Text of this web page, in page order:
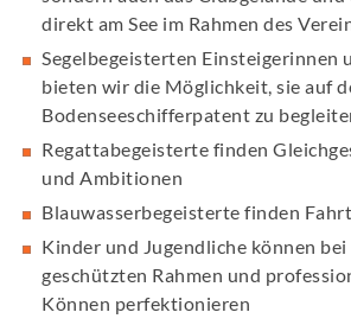
direkt am See im Rahmen des
Segelbegeisterten Einsteigerinnen
bieten wir die Möglichkeit, sie auf
Bodenseeschifferpatent zu
Regattabegeisterte finden
und Ambitionen
Blauwasserbegeisterte finden
Kinder und Jugendliche können bei
geschützten Rahmen und
Können perfektionieren